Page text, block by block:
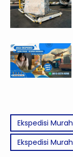
Ekspedisi
Ekspedisi